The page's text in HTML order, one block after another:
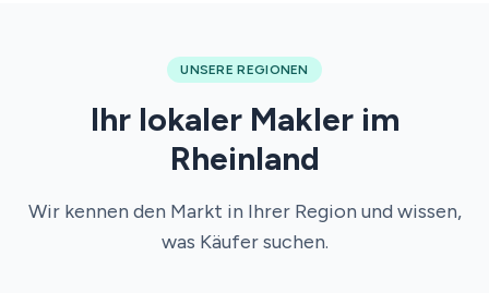
UNSERE REGIONEN
Ihr lokaler Makler im
Rheinland
Wir kennen den Markt in Ihrer Region und wissen,
was Käufer suchen.